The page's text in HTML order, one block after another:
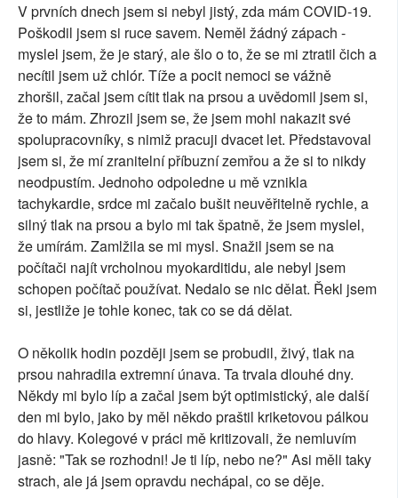
V prvních dnech jsem si nebyl jistý, zda mám COVID-19.
Poškodil jsem si ruce savem. Neměl žádný zápach -
myslel jsem, že je starý, ale šlo o to, že se mi ztratil čich a
necítil jsem už chlór. Tíže a pocit nemoci se vážně
zhoršil, začal jsem cítit tlak na prsou a uvědomil jsem si,
že to mám. Zhrozil jsem se, že jsem mohl nakazit své
spolupracovníky, s nimiž pracuji dvacet let. Představoval
jsem si, že mí zranitelní příbuzní zemřou a že si to nikdy
neodpustím. Jednoho odpoledne u mě vznikla
tachykardie, srdce mi začalo bušit neuvěřitelně rychle, a
silný tlak na prsou a bylo mi tak špatně, že jsem myslel,
že umírám. Zamlžila se mi mysl. Snažil jsem se na
počítači najít vrcholnou myokarditidu, ale nebyl jsem
schopen počítač používat. Nedalo se nic dělat. Řekl jsem
si, jestliže je tohle konec, tak co se dá dělat.
O několik hodin později jsem se probudil, živý, tlak na
prsou nahradila extremní únava. Ta trvala dlouhé dny.
Někdy mi bylo líp a začal jsem být optimistický, ale další
den mi bylo, jako by měl někdo praštil kriketovou pálkou
do hlavy. Kolegové v práci mě kritizovali, že nemluvím
jasně: "Tak se rozhodni! Je ti líp, nebo ne?" Asi měli taky
strach, ale já jsem opravdu nechápal, co se děje.